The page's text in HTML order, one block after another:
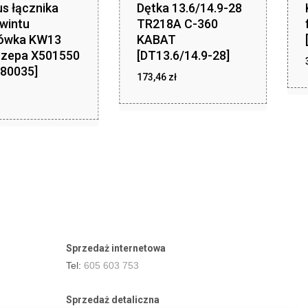
łącznika
KW13
X501550
Dętka 13.6/14.9-28
TR218A C-360
KABAT
[DT13.6/14.9-28]
173,46 zł
Sprzedaż internetowa
Tel: 605 603 753
Sprzedaż detaliczna